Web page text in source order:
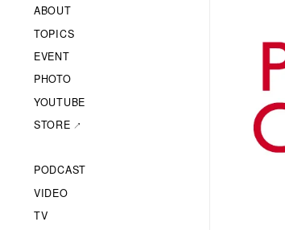
ABOUT
TOPICS
EVENT
PHOTO
YOUTUBE
STORE
PODCAST
VIDEO
TV